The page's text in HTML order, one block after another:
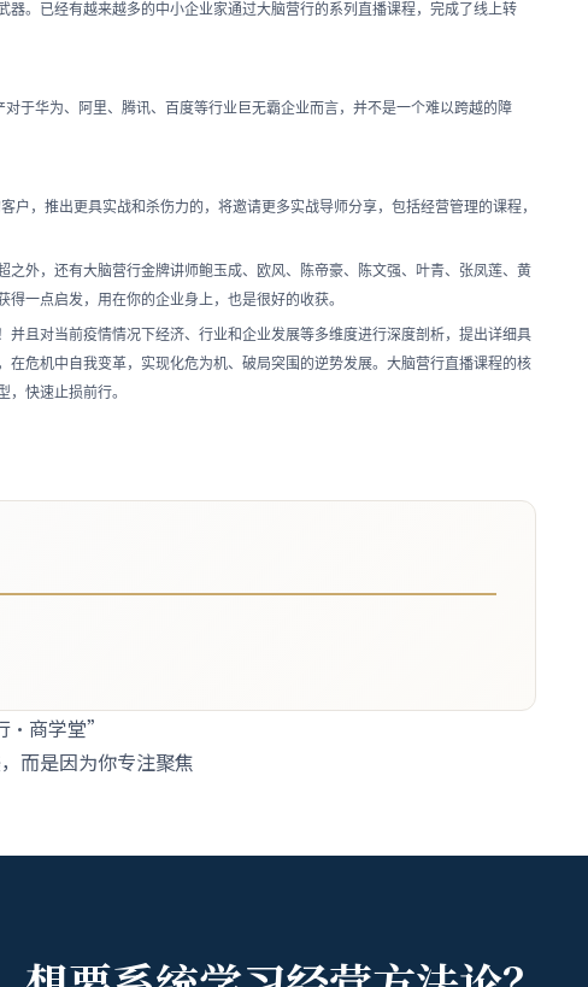
。已经有越来越多的中小企业家通过大脑营行的系列直播课程，完成了线上转
于华为、阿里、腾讯、百度等行业巨无霸企业而言，并不是一个难以跨越的障
，推出更具实战和杀伤力的，将邀请更多实战导师分享，包括经营管理的课程，
外，还有大脑营行金牌讲师鲍玉成、欧风、陈帝豪、陈文强、叶青、张凤莲、黄
一点启发，用在你的企业身上，也是很好的收获。
且对当前疫情情况下经济、行业和企业发展等多维度进行深度剖析，提出详细具
危机中自我变革，实现化危为机、破局突围的逆势发展。大脑营行直播课程的核
快速止损前行。
·商学堂”
而是因为你专注聚焦